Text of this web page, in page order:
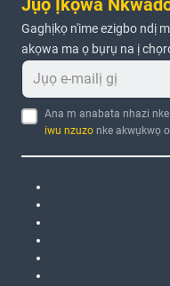
Gaghịkọ n'ime ezigbo ndị
akọwa ma ọ bụrụ na ị
Ana m anabata nhazi
iwu nzuzo nke akwụkwọ